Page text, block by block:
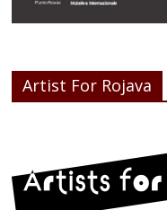
Artist For Rojava